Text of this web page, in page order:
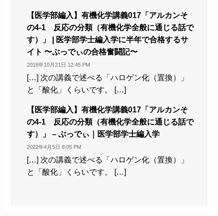
【医学部編入】有機化学講義017「アルカンそ
の4-1 反応の分類（有機化学全般に通じる話で
す）」 | 医学部学士編入学に半年で合格するサ
イト 〜ぶっでぃの合格奮闘記〜
2018年10月21日 12:45 PM
[…] 次の講義で述べる「ハロゲン化（置換）」
と「酸化」くらいです。 […]
【医学部編入】有機化学講義017「アルカンそ
の4-1 反応の分類（有機化学全般に通じる話で
す）」 – ぶっでぃ｜医学部学士編入学
2022年4月5日 8:05 PM
[…] 次の講義で述べる「ハロゲン化（置換）」
と「酸化」くらいです。 […]